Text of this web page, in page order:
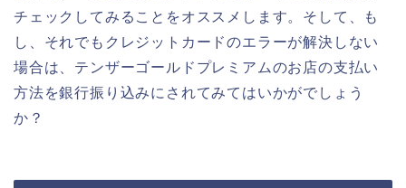
チェックしてみることをオススメします。そして、も
し、それでもクレジットカードのエラーが解決しない
場合は、テンザーゴールドプレミアムのお店の支払い
方法を銀行振り込みにされてみてはいかがでしょう
か？